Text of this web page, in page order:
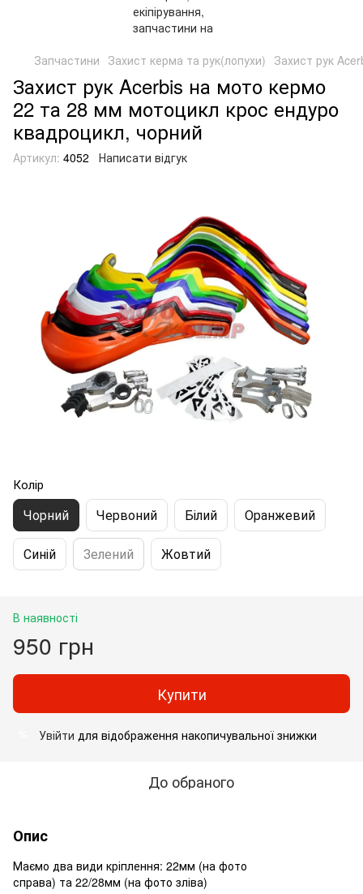
Запчастини Захист керма та рук(лопухи) Захист рук
Захист рук Acerbis на мото кермо
22 та 28 мм мотоцикл крос ендуро
квадроцикл, чорний
Артикул: 4052 Написати відгук
Колір
Чорний Червоний Білий Оранжевий
Синій Зелений Жовтий
В наявності
950 грн
Купити
Увійти для відображення накопичувальної знижки
До обраного
Опис
Маємо два види кріплення: 22мм (на фото
справа) та 22/28мм (на фото зліва)